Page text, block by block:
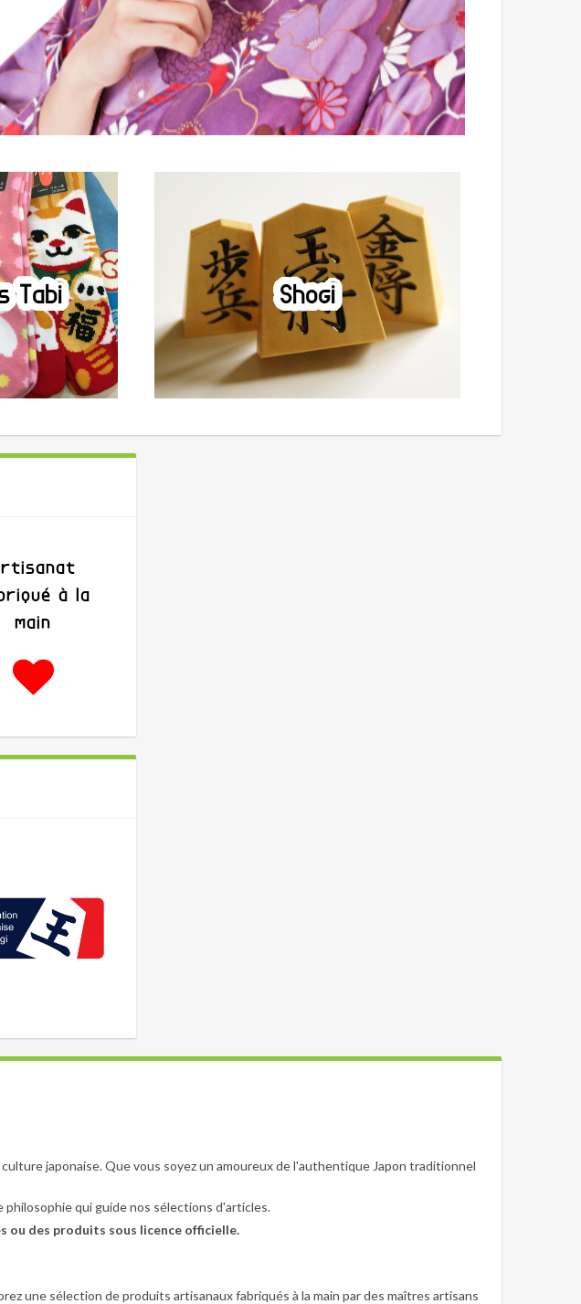
Tabi Shogi
à la
main
japonaise. Que vous soyez un amoureux de l'authentique Japon traditionnel
philosophie qui guide nos sélections d'articles.
ou des produits sous licence officielle.
une sélection de produits artisanaux fabriqués à la main par des maîtres artisans